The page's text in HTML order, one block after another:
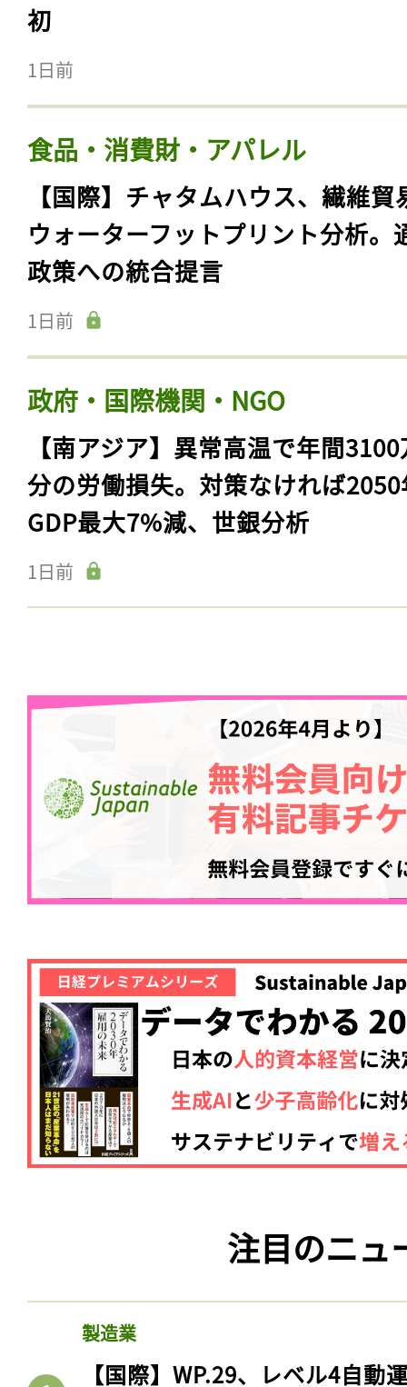
初
1日前
食品・消費財・アパレル
【国際】チャタムハウス、繊維貿
ウォーターフットプリント分析。
政策への統合提言
1日前
政府・国際機関・NGO
【南アジア】異常高温で年間
分の労働損失。対策なければ
GDP最大7%減、世銀分析
1日前
注目のニュ
製造業
【国際】WP.29、レベル4自動